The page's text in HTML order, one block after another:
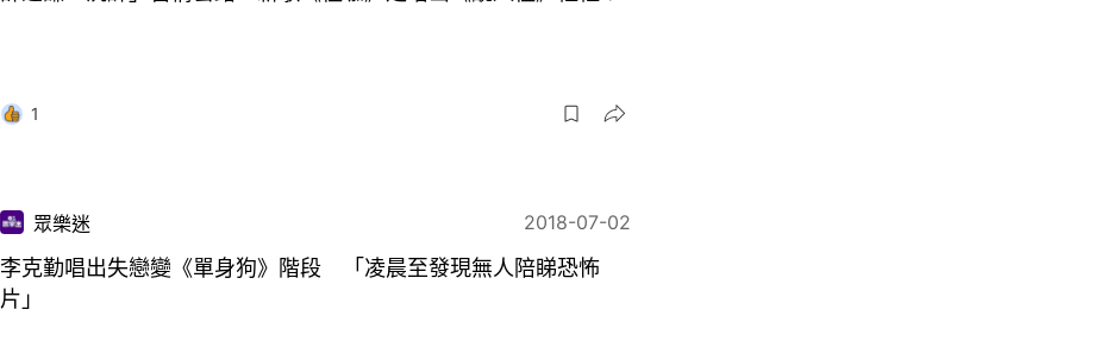
1
眾樂迷 2018-07-02
李克勤唱出失戀變《單身狗》階段 「凌晨至發現無人陪睇恐怖
片」